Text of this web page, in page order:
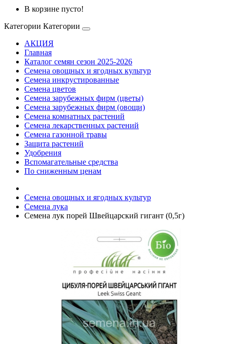
В корзине пусто!
Категории Категории
АКЦИЯ
Главная
Каталог семян сезон 2025-2026
Семена овощных и ягодных культур
Семена инкрустированные
Семена цветов
Семена зарубежных фирм (цветы)
Семена зарубежных фирм (овощи)
Семена комнатных растений
Семена лекарственных растений
Семена газонной травы
Защита растений
Удобрения
Вспомагательные средства
По сниженным ценам
Семена овощных и ягодных культур
Семена лука
Семена лук порей Швейцарский гигант (0,5г)